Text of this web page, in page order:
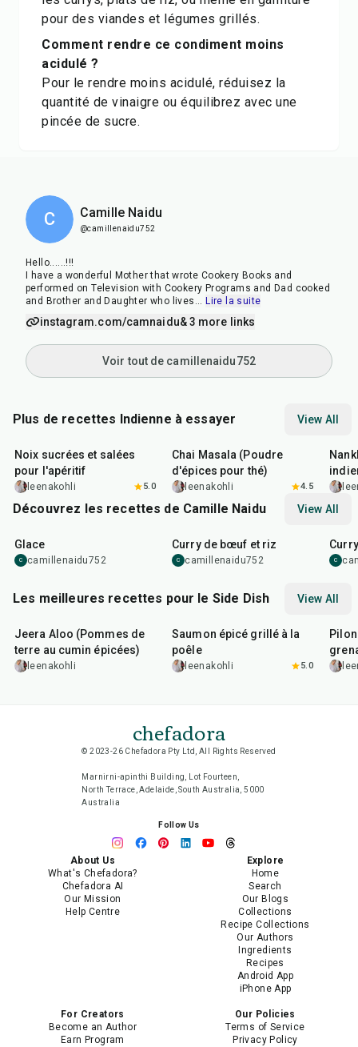
pour des viandes et légumes grillés.
Comment rendre ce condiment moins
acidulé ?
Pour le rendre moins acidulé, réduisez la
quantité de vinaigre ou équilibrez avec une
pincée de sucre.
C Camille Naidu
@camillenaidu752
Hello......!!!
I have a wonderful Mother that wrote Cookery Books and
performed on Television with Cookery Programs and Dad cooked
and Brother and Daughter who lives ... Lire la suite
instagram.com/camnaidu& 3 more links
Voir tout de camillenaidu752
Plus de recettes Indienne à essayer View All
Noix sucrées et salées
pour l'apéritif
leenakohli 5.0
Chai Masala (Poudre
d'épices pour thé)
leenakohli 4.5
Découvrez les recettes de Camille Naidu View All
Glace
C camillenaidu752
Curry de bœuf et riz
C camillenaidu752 C
Les meilleures recettes pour le Side Dish View All
Jeera Aloo (Pommes de
terre au cumin épicées)
leenakohli
Saumon épicé grillé à la
poêle
leenakohli 5.0
chefadora
© 2023-26 Chefadora Pty Ltd, All Rights Reserved
Marnirni-apinthi Building, Lot Fourteen,
North Terrace, Adelaide, South Australia, 5000
Australia
Follow Us
About Us
What's Chefadora?
Chefadora AI
Our Mission
Help Centre
Explore
Home
Search
Our Blogs
Collections
Recipe Collections
Our Authors
Ingredients
Recipes
Android App
iPhone App
For Creators
Become an Author
Earn Program
Our Policies
Terms of Service
Privacy Policy